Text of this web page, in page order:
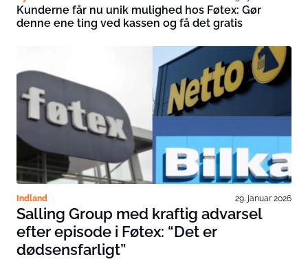
Kunderne får nu unik mulighed hos Føtex: Gør
denne ene ting ved kassen og få det gratis
Indland 29. januar 2026
Salling Group med kraftig advarsel
efter episode i Føtex: “Det er
dødsensfarligt”